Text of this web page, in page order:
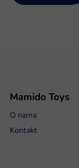
Mamido Toys
O nama
Kontakt